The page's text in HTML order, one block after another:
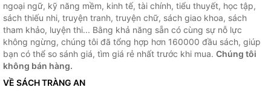
ngoại ngữ, kỹ năng mềm, kinh tế, tài chính, tiểu thuyết, học tập,
sách thiếu nhi, truyện tranh, truyện chữ, sách giao khoa, sách
tham khảo, luyện thi... Bằng khả năng sẵn có cùng sự nỗ lực
không ngừng, chúng tôi đã tổng hợp hơn 160000 đầu sách, giúp
bạn có thể so sánh giá, tìm giá rẻ nhất trước khi mua. Chúng tôi
không bán hàng.
VỀ SÁCH TRÀNG AN